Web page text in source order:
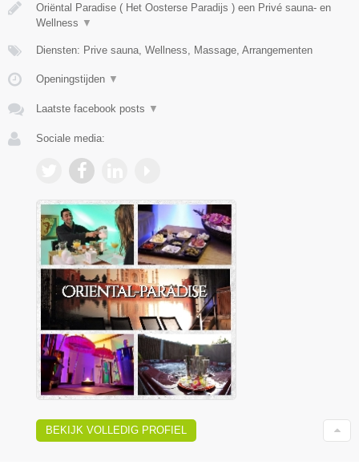
Oriëntal Paradise ( Het Oosterse Paradijs ) een Privé sauna- en
Wellness ▼
Diensten: Prive sauna, Wellness, Massage, Arrangementen
Openingstijden ▼
Laatste facebook posts ▼
Sociale media:
BEKIJK VOLLEDIG PROFIEL